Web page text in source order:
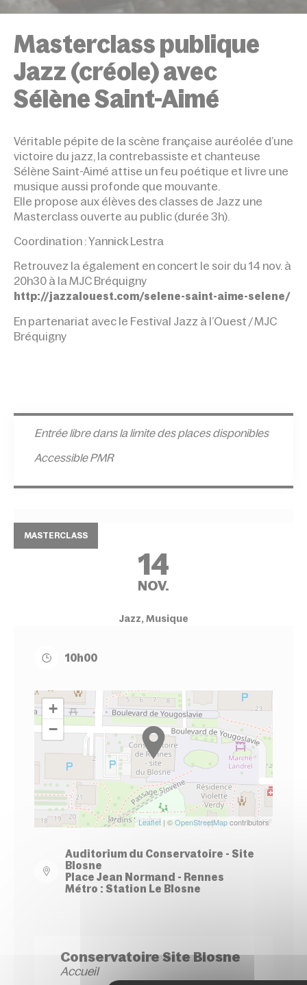
SÉLÈNE SAINT-AIMÉ
Masterclass publique
Jazz (créole) avec
Sélène Saint-Aimé
Véritable pépite de la scène française auréolée d’une
victoire du jazz, la contrebassiste et chanteuse
Sélène Saint-Aimé attise un feu poétique et livre une
musique aussi profonde que mouvante.
Elle propose aux élèves des classes de Jazz une
Masterclass ouverte au public (durée 3h).
Coordination : Yannick Lestra
Retrouvez la également en concert le soir du 14 nov. à
20h30 à la MJC Bréquigny
http://jazzalouest.com/selene-saint-aime-selene/
En partenariat avec le Festival Jazz à l’Ouest / MJC
Bréquigny
Entrée libre dans la limite des places disponibles
Accessible PMR
MASTERCLASS
14
NOV.
Jazz, Musique
10h00
+
−
Leaflet | ©OpenStreetMapcontributors
Auditorium du Conservatoire - Site
Blosne
Place Jean Normand - Rennes
Métro : Station Le Blosne
Conservatoire Site Blosne
Accueil